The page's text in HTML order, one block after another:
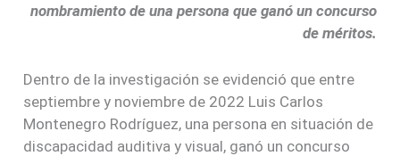
nombramiento de una persona que ganó un concurso
de méritos.
Dentro de la investigación se evidenció que entre
septiembre y noviembre de 2022 Luis Carlos
Montenegro Rodríguez, una persona en situación de
discapacidad auditiva y visual, ganó un concurso